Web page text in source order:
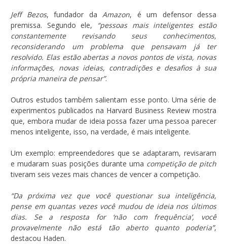
Jeff Bezos, fundador da Amazon, é um defensor dessa
premissa. Segundo ele,
“pessoas mais inteligentes estão
constantemente revisando seus conhecimentos,
reconsiderando um problema que pensavam já ter
resolvido. Elas estão abertas a novos pontos de vista, novas
informações, novas ideias, contradições e desafios à sua
própria maneira de pensar”.
Outros estudos também salientam esse ponto. Uma série de
experimentos publicados na Harvard Business Review mostra
que, embora mudar de ideia possa fazer uma pessoa parecer
menos inteligente, isso, na verdade, é mais inteligente.
Um exemplo: empreendedores que se adaptaram, revisaram
e mudaram suas posições durante uma competição de pitch
tiveram seis vezes mais chances de vencer a competição.
“Da próxima vez que você questionar sua inteligência,
pense em quantas vezes você mudou de ideia nos últimos
dias. Se a resposta for ‘não com frequência’, você
provavelmente não está tão aberto quanto poderia”,
destacou Haden.